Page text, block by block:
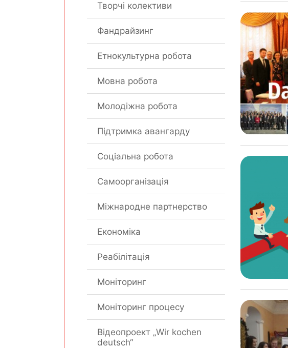
Творчі колективи
Фандрайзинг
Етнокультурна робота
Мовна робота
Молодіжна робота
Підтримка авангарду
Соціальна робота
Самоорганізація
Міжнародне партнерство
Економіка
Реабілітація
Моніторинг
Моніторинг процесу
Відеопроект „Wir kochen
deutsch“